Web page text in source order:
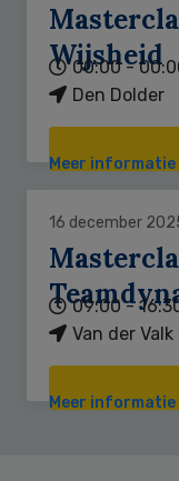
Wijsheid
00:00 -
Den Dolder
Meer informatie
16 december
09:00 -
Van der Valk
Meer informatie